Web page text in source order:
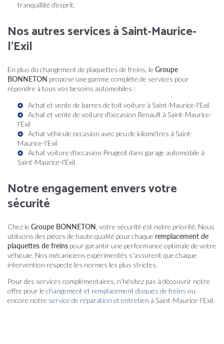
tranquillité d'esprit.
Nos autres services à Saint-Maurice-
l'Exil
En plus du changement de plaquettes de freins, le Groupe
BONNETON propose une gamme complète de services pour
répondre à tous vos besoins automobiles :
Achat et vente de barres de toit voiture à Saint-Maurice-l'Exil
Achat et vente de voiture d'occasion Renault à Saint-Maurice-
l'Exil
Achat véhicule occasion avec peu de kilomètres à Saint-
Maurice-l'Exil
Achat voiture d'occasion Peugeot dans garage automobile à
Saint-Maurice-l'Exil
Notre engagement envers votre
sécurité
Chez le Groupe BONNETON , votre sécurité est notre priorité. Nous
utilisons des pièces de haute qualité pour chaque remplacement de
plaquettes de freins pour garantir une performance optimale de votre
véhicule. Nos mécaniciens expérimentés s'assurent que chaque
intervention respecte les normes les plus strictes.
Pour des services complémentaires, n'hésitez pas à découvrir notre
offre pour le changement et remplacement disques de freins ou
encore notre service de réparation et entretien à Saint-Maurice-l'Exil.